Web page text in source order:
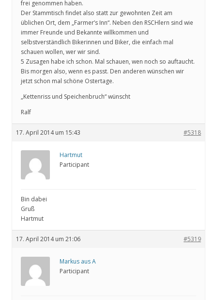
frei genommen haben.
Der Stammtisch findet also statt zur gewohnten Zeit am
üblichen Ort, dem „Farmer’s Inn“. Neben den RSCHlern sind wie
immer Freunde und Bekannte willkommen und
selbstverständlich Bikerinnen und Biker, die einfach mal
schauen wollen, wer wir sind.
5 Zusagen habe ich schon. Mal schauen, wen noch so auftaucht.
Bis morgen also, wenn es passt. Den anderen wünschen wir
jetzt schon mal schöne Ostertage.
„Kettenriss und Speichenbruch“ wünscht
Ralf
17. April 2014 um 15:43 #5318
Hartmut
Participant
Bin dabei
Gruß
Hartmut
17. April 2014 um 21:06 #5319
Markus aus A
Participant